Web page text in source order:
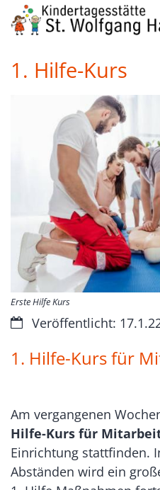
Zum Inhalt springen
1. Hilfe-Kurs
Erste Hilfe Kurs
Datum:Veröffentlicht:
1. Hilfe-Kurs für
Am vergangenen
Hilfe-Kurs für
Einrichtung stattfinden.
Abständen wird ein